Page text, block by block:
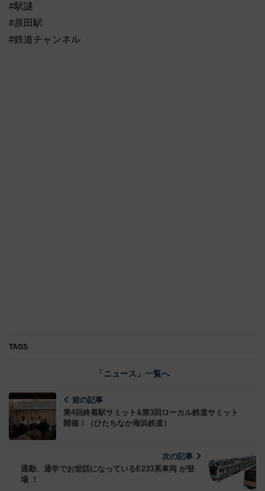
#駅謎
#原田駅
#鉄道チャンネル
TAGS
「ニュース」一覧へ
前の記事
第4回終着駅サミット&第3回ローカル鉄道サミット
開催！（ひたちなか海浜鉄道）
次の記事
通勤、通学でお世話になっているE233系車両 が登
場 ！